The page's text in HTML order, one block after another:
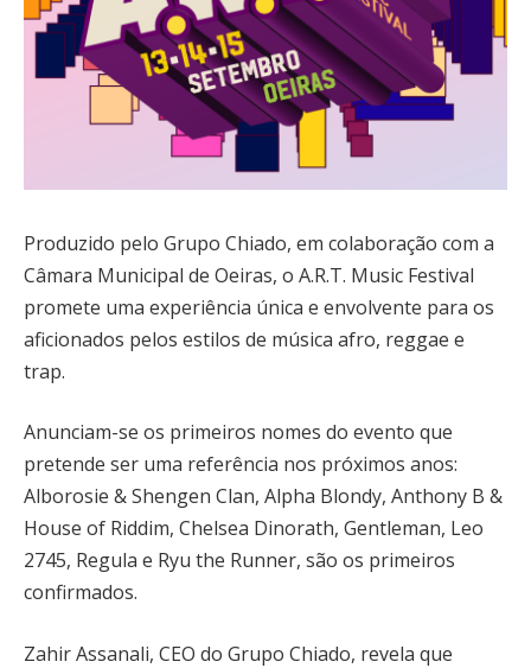
Produzido pelo Grupo Chiado, em colaboração com a
Câmara Municipal de Oeiras, o A.R.T. Music Festival
promete uma experiência única e envolvente para os
aficionados pelos estilos de música afro, reggae e
trap.
Anunciam-se os primeiros nomes do evento que
pretende ser uma referência nos próximos anos:
Alborosie & Shengen Clan, Alpha Blondy, Anthony B &
House of Riddim, Chelsea Dinorath, Gentleman, Leo
2745, Regula e Ryu the Runner, são os primeiros
confirmados.
Zahir Assanali, CEO do Grupo Chiado, revela que